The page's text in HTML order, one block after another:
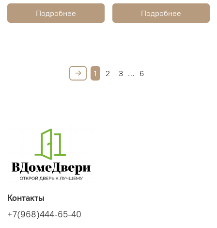
Подробнее Подробнее
1 2 3 … 6
Контакты
+7(968)444-65-40